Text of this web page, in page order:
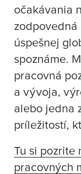
očakávania
zodpovedná
úspešnej
spoznáme.
pracovná
a vývoja,
alebo jedna
príležitostí,
Tu si pozrite
pracovných